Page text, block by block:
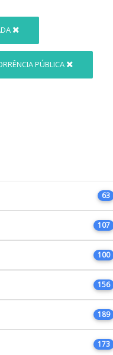
PÚBLICA
63
107
100
156
189
173